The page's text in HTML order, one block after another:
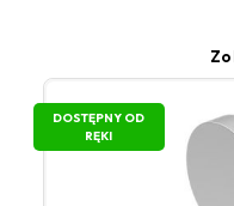
DOSTĘPNY OD
RĘKI